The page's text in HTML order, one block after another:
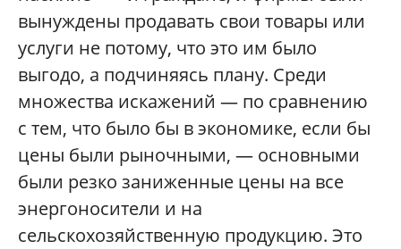
вынуждены продавать свои товары или
услуги не потому, что это им было
выгодо, а подчиняясь плану. Среди
множества искажений — по сравнению
с тем, что было бы в экономике, если бы
цены были рыночными, — основными
были резко заниженные цены на все
энергоносители и на
сельскохозяйственную продукцию. Это